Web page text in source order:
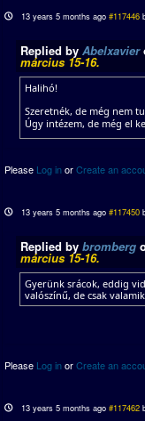
13 years 5 months ago #117446
Replied by Abelxavier
március 15-16.
Halihó!
Szeretnék, de még nem
Úgy intézem, de még el
Please Log inorCreate an
13 years 5 months ago #117450
Replied by bromberg
március 15-16.
Gyerünk srácok, eddig
valószínű, de csak
Please Log inorCreate an
13 years 5 months ago #117462